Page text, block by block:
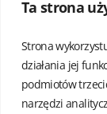
Ta strona
Strona
działania jej
podmiotów
narzędzi